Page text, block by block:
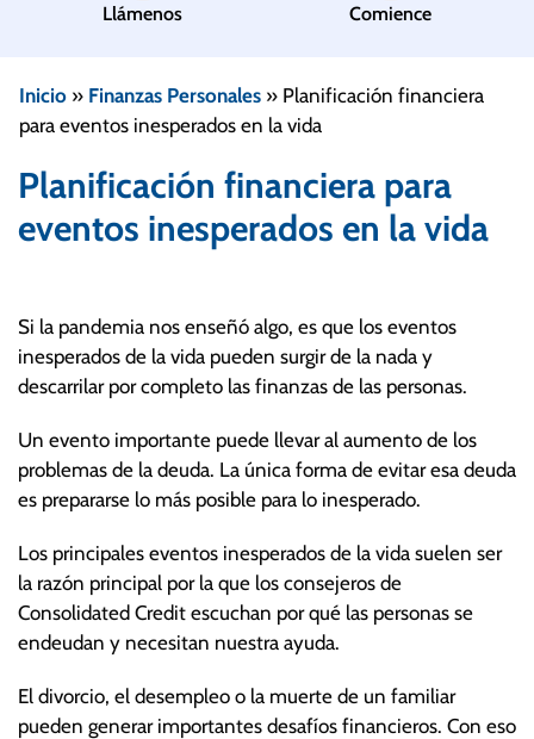
Llámenos Comience
Inicio » Finanzas Personales » Planificación financiera
para eventos inesperados en la vida
Planificación financiera para
eventos inesperados en la vida
Si la pandemia nos enseñó algo, es que los eventos
inesperados de la vida pueden surgir de la nada y
descarrilar por completo las finanzas de las personas.
Un evento importante puede llevar al aumento de los
problemas de la deuda. La única forma de evitar esa deuda
es prepararse lo más posible para lo inesperado.
Los principales eventos inesperados de la vida suelen ser
la razón principal por la que los consejeros de
Consolidated Credit escuchan por qué las personas se
endeudan y necesitan nuestra ayuda.
El divorcio, el desempleo o la muerte de un familiar
pueden generar importantes desafíos financieros. Con eso